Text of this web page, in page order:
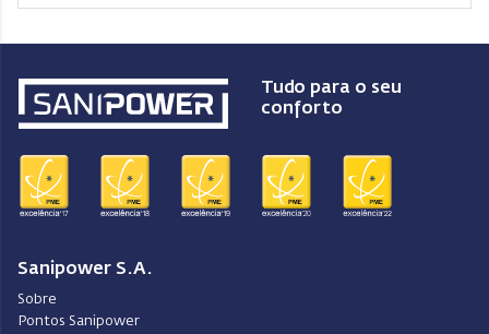
Tudo para o seu
conforto
Sanipower S.A.
Sobre
Pontos Sanipower